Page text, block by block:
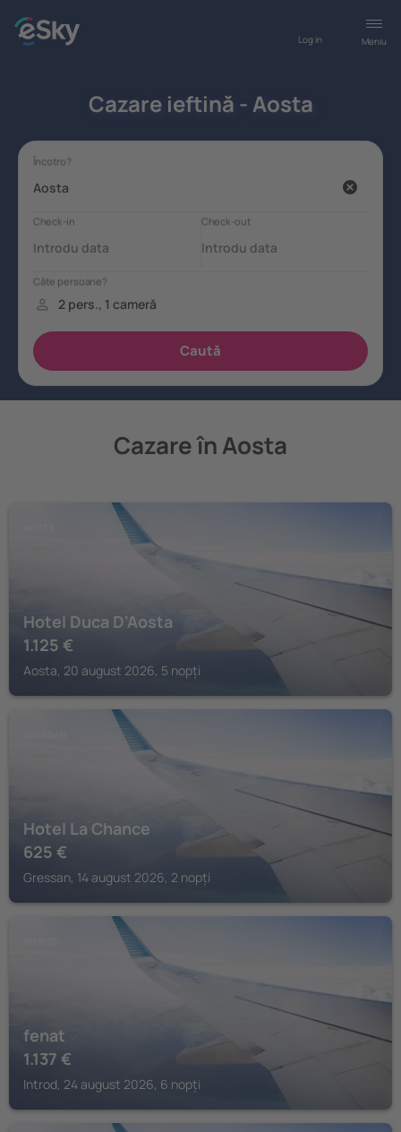
Meniu
Log in
Cazare ieftină - Aosta
Cazare în Aosta
Hotel Duca D'Aosta
1.125 €
Aosta, 20 august 2026, 5 nopți
Hotel La Chance
625 €
Gressan, 14 august 2026, 2 nopți
fenat
1.137 €
Introd, 24 august 2026, 6 nopți